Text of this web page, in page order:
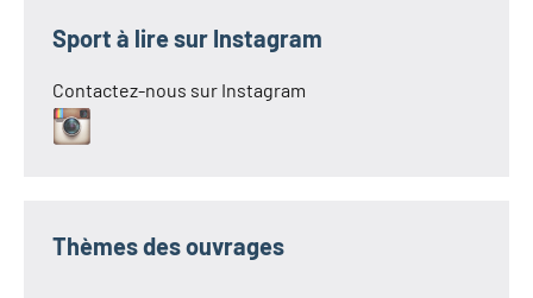
Sport à lire sur Instagram
Contactez-nous sur Instagram
Thèmes des ouvrages